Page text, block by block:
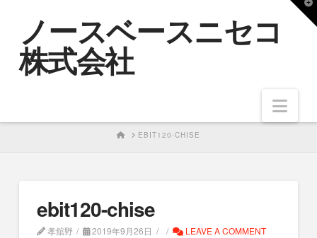
ノースベースニセコ
株式会社
HOMEEBIT120-CHISE
ebit120-chise
孝舘野 2019年9月26日 LEAVE A COMMENT